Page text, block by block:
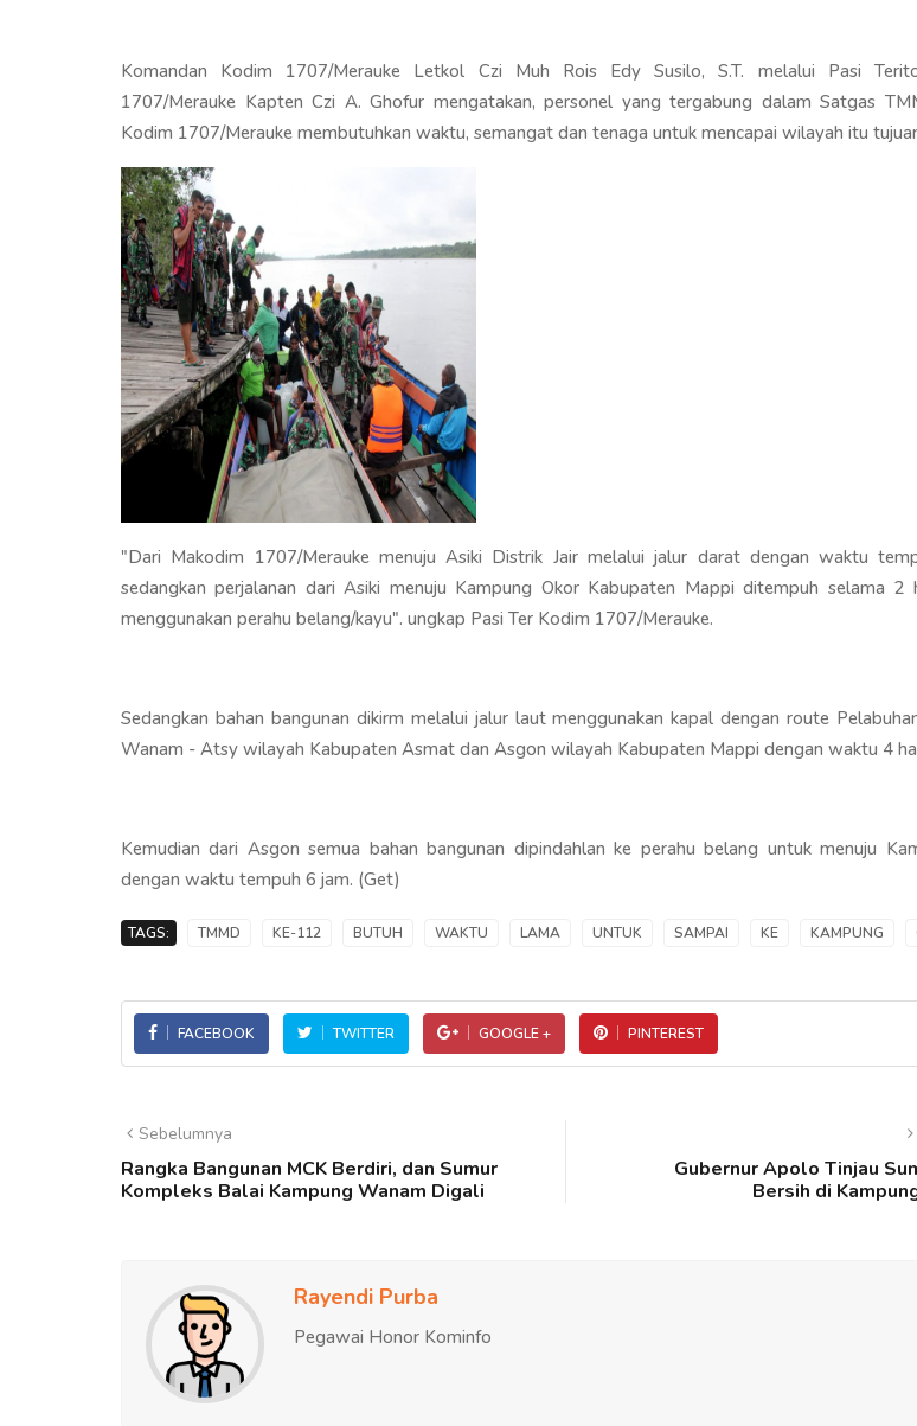
Komandan Kodim 1707/Merauke Letkol Czi Muh Rois Edy Susilo, S.T. melalui Pasi
1707/Merauke Kapten Czi A. Ghofur mengatakan, personel yang tergabung dalam Satgas
Kodim 1707/Merauke membutuhkan waktu, semangat dan tenaga untuk mencapai wilayah itu
"Dari Makodim 1707/Merauke menuju Asiki Distrik Jair melalui jalur darat dengan waktu
sedangkan perjalanan dari Asiki menuju Kampung Okor Kabupaten Mappi ditempuh selama 2
menggunakan perahu belang/kayu". ungkap Pasi Ter Kodim 1707/Merauke.
Sedangkan bahan bangunan dikirm melalui jalur laut menggunakan kapal dengan route
Wanam - Atsy wilayah Kabupaten Asmat dan Asgon wilayah Kabupaten Mappi dengan waktu 4
Kemudian dari Asgon semua bahan bangunan dipindahlan ke perahu belang untuk menuju
dengan waktu tempuh 6 jam. (Get)
TAGS: TMMD KE-112 BUTUH WAKTU LAMA UNTUK SAMPAI KE KAMPUNG
FACEBOOK TWITTER GOOGLE + PINTEREST
Sebelumnya
Rangka Bangunan MCK Berdiri, dan Sumur
Kompleks Balai Kampung Wanam Digali
Gubernur Apolo Tinjau
Bersih di
Rayendi Purba
Pegawai Honor Kominfo